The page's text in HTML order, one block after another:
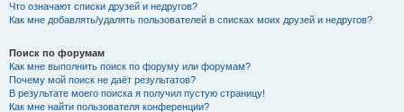
Что означают списки друзей и недругов?
Как мне добавлять/удалять пользователей в списках моих друзей и недругов?
Поиск по форумам
Как мне выполнить поиск по форуму или форумам?
Почему мой поиск не даёт результатов?
В результате моего поиска я получил пустую страницу!
Как мне найти пользователя конференции?